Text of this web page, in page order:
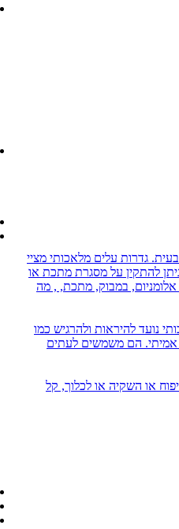
גדרות עלים מלאכותי מציי
להתקין על מסגרת מתכת או
אלומניום, במבוק, מתכת, , מה
נועד להיראות ולהרגיש כמו
אמיתי. הם משמשים לעתים
ללא צורך בטיפוח או השקיה או לכלוך, קל